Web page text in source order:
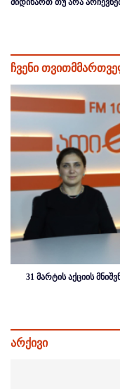
მიდიხართ თუ არა
ჩვენი
31 მარტის აქციის
არქივი